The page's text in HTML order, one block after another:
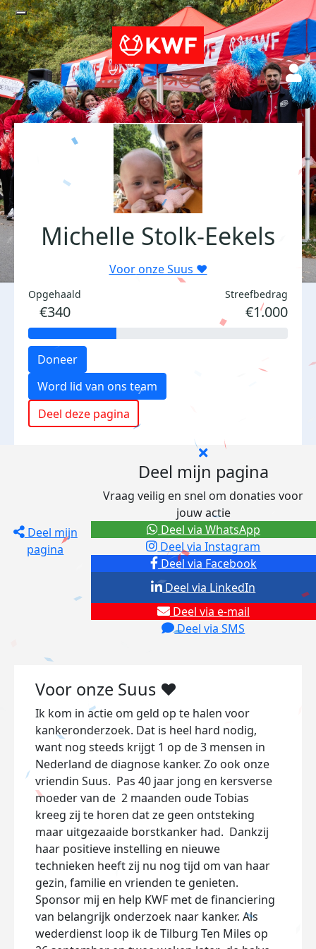
Michelle Stolk-Eekels
Voor onze Suus ❤️
Opgehaald
€340
Streefbedrag
€1.000
Doneer
Word lid van ons team
Deel deze pagina
Deel mijn
pagina
Deel mijn pagina
Vraag veilig en snel om donaties voor
jouw actie
Deel via Facebook
Deel via Instagram
Deel via e-mail
Deel via SMS
Deel via LinkedIn
Deel via WhatsApp
Voor onze Suus ❤️
Ik kom in actie om geld op te halen voor
kankeronderzoek. Dat is heel hard nodig,
want nog steeds krijgt 1 op de 3 mensen in
Nederland de diagnose kanker. Zo ook onze
vriendin Suus. Pas 40 jaar jong en kersverse
moeder van de 2 maanden oude Tobias
kreeg zij te horen dat ze geen ontsteking
maar uitgezaaide borstkanker had. Dankzij
haar positieve instelling en nieuwe
technieken heeft zij nu nog tijd om van haar
gezin, familie en vrienden te genieten.
Sponsor mij en help KWF met de financiering
van belangrijk onderzoek naar kanker. Als
wederdienst loop ik de Tilburg Ten Miles op